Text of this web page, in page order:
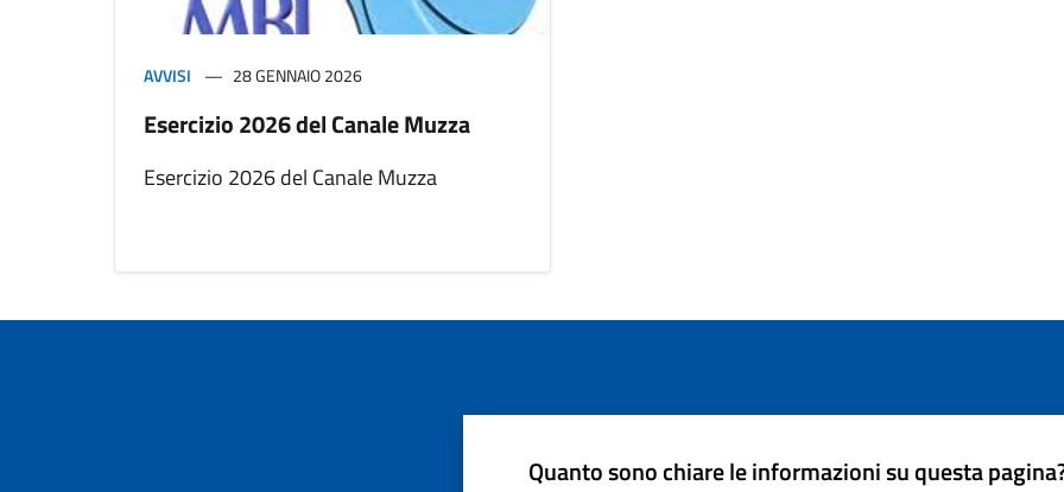
AVVISI 28 GENNAIO 2026
Esercizio 2026 del Canale Muzza
Esercizio 2026 del Canale Muzza
Quanto sono chiare le informazioni su questa